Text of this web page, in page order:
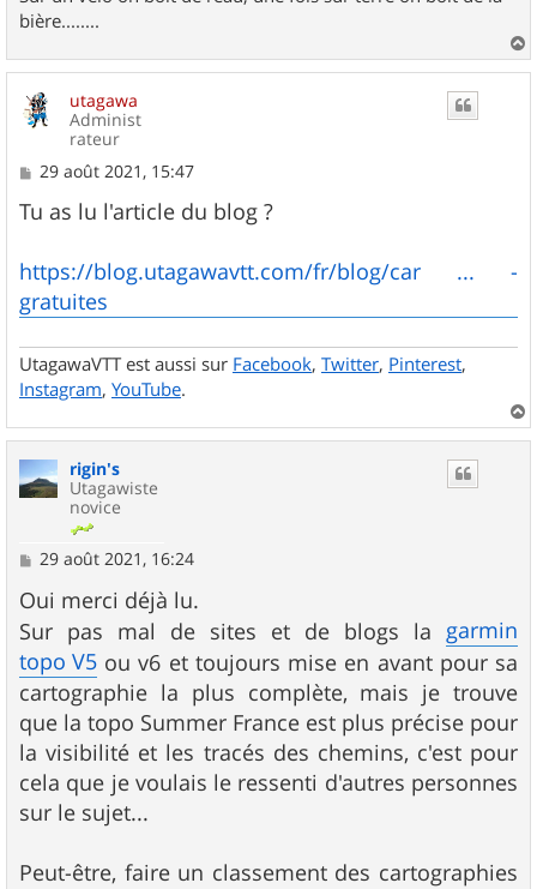
bière........
a
u
utagawa
Administ
rateur
M
s
s
g
e
29 août 2021, 15:47
Tu as lu l'article du blog ?
https://blog.utagawavtt.com/fr/blog/car ... -
gratuites
UtagawaVTT est aussi sur Facebook, Twitter, Pinterest,
Instagram, YouTube.
a
rigin's
Utagawiste
novice
M
s
s
a
g
e
29 août 2021, 16:24
Oui merci déjà lu.
Sur pas mal de sites et de blogs la garmin
topo V5 ou v6 et toujours mise en avant pour sa
cartographie la plus complète, mais je trouve
que la topo Summer France est plus précise pour
la visibilité et les tracés des chemins, c'est pour
cela que je voulais le ressenti d'autres personnes
sur le sujet...
Peut-être, faire un classement des cartographies